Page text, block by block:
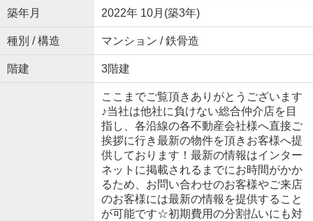
築年月 2022年 10月(築3年)
種別 / 構造 マンション / 鉄骨造
階建 3階建
ここまでご覧頂きありがとうございます
♪当社は他社に負けない総合仲介店を目
指し、各沿線の各不動産会社様へ直接ご
挨拶に行き最新の物件を頂きお客様へ提
供しております！最新の情報はインター
ネットに掲載されるまでにお時間がかか
るため、お問い合わせのお客様やご来店
のお客様には最新の情報を提供すること
が可能です☆初期費用の分割払いにも対